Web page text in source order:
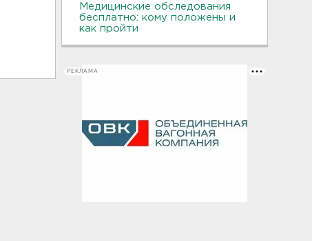
Медицинские обследования
бесплатно: кому положены и
как пройти
РЕКЛАМА